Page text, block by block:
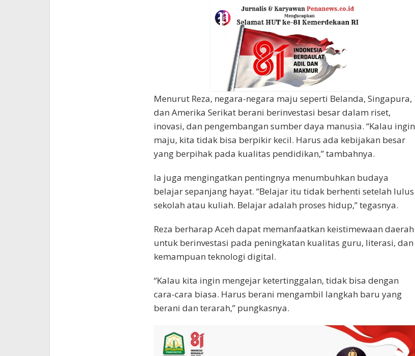
Menurut Reza, negara-negara maju seperti Belanda, Singapura,
dan Amerika Serikat berani berinvestasi besar dalam riset,
inovasi, dan pengembangan sumber daya manusia. “Kalau ingin
maju, kita tidak bisa berpikir kecil. Harus ada kebijakan besar
yang berpihak pada kualitas pendidikan,” tambahnya.
Ia juga mengingatkan pentingnya menumbuhkan budaya
belajar sepanjang hayat. “Belajar itu tidak berhenti setelah lulus
sekolah atau kuliah. Belajar adalah proses hidup,” tegasnya.
Reza berharap Aceh dapat memanfaatkan keistimewaan daerah
untuk berinvestasi pada peningkatan kualitas guru, literasi, dan
kemampuan teknologi digital.
“Kalau kita ingin mengejar ketertinggalan, tidak bisa dengan
cara-cara biasa. Harus berani mengambil langkah baru yang
berani dan terarah,” pungkasnya.